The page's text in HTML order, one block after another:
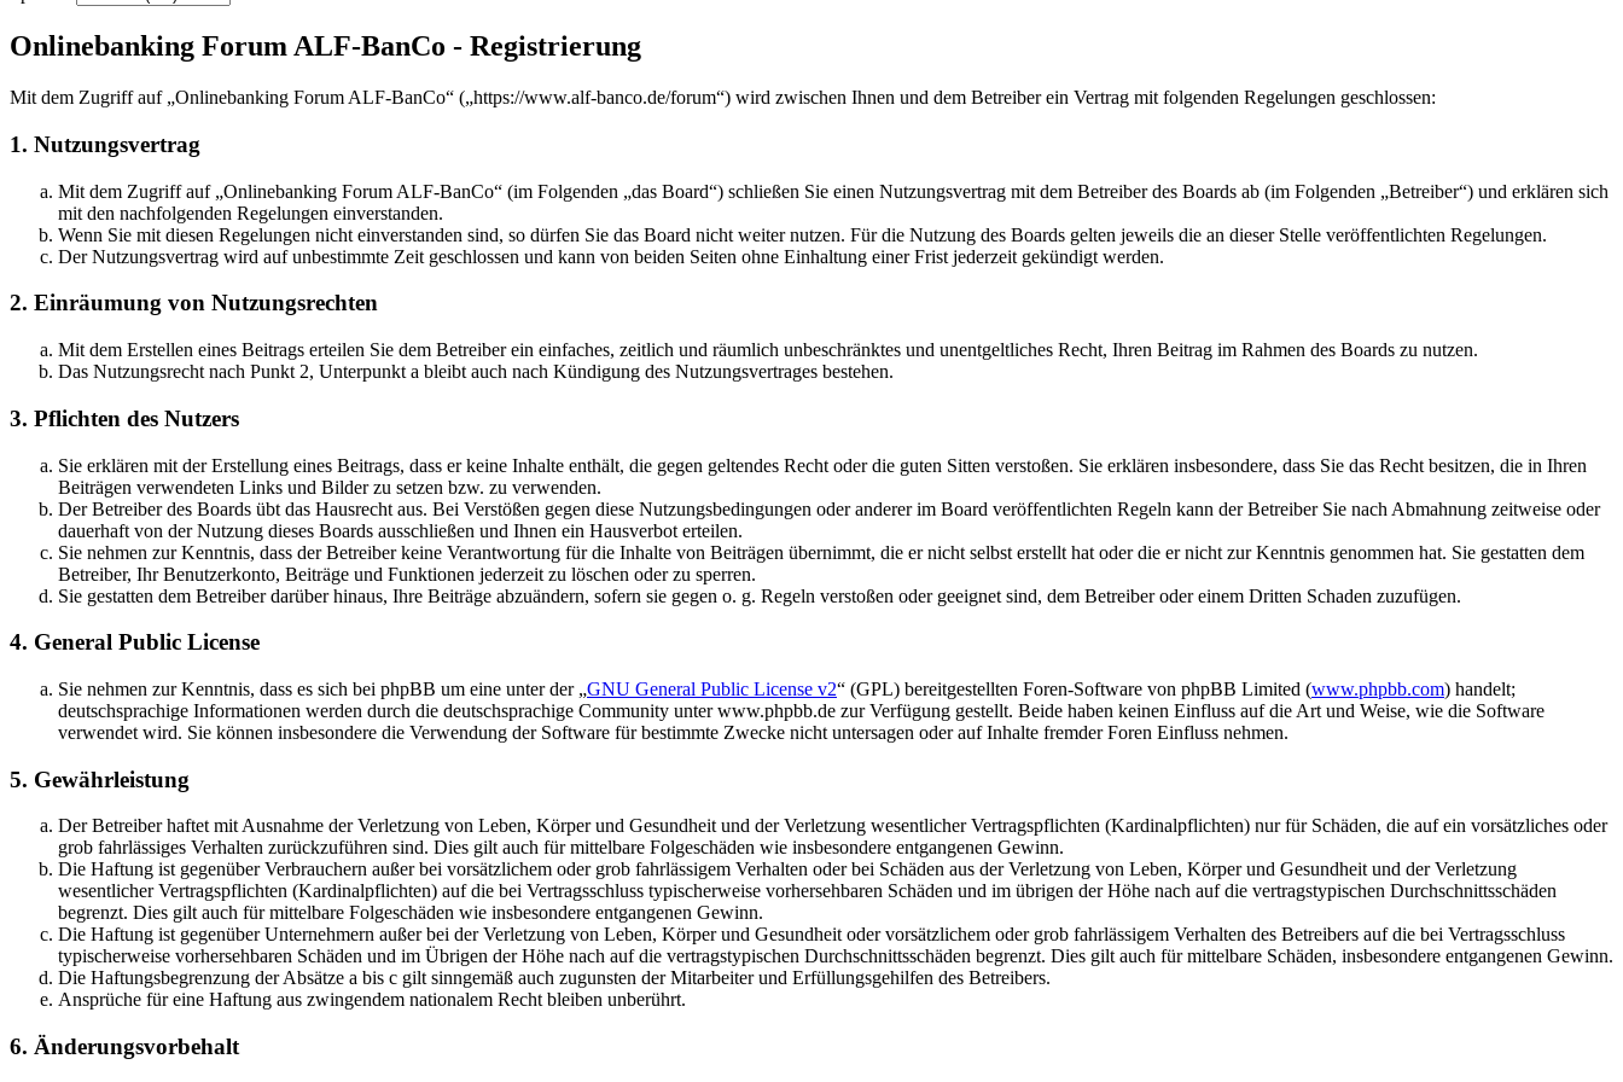
Onlinebanking Forum ALF-BanCo - Registrierung
Mit dem Zugriff auf „Onlinebanking Forum ALF-BanCo“ („https://www.alf-banco.de/forum“) wird zwischen Ihnen und dem Betreiber ein Vertrag mit folgenden Regelungen geschlossen:
1. Nutzungsvertrag
Mit dem Zugriff auf „Onlinebanking Forum ALF-BanCo“ (im Folgenden „das Board“) schließen Sie einen Nutzungsvertrag mit dem Betreiber des Boards ab (im Folgenden „Betreiber“) und erklären sich
mit den nachfolgenden Regelungen einverstanden.
Wenn Sie mit diesen Regelungen nicht einverstanden sind, so dürfen Sie das Board nicht weiter nutzen. Für die Nutzung des Boards gelten jeweils die an dieser Stelle veröffentlichten Regelungen.
Der Nutzungsvertrag wird auf unbestimmte Zeit geschlossen und kann von beiden Seiten ohne Einhaltung einer Frist jederzeit gekündigt werden.
2. Einräumung von Nutzungsrechten
Mit dem Erstellen eines Beitrags erteilen Sie dem Betreiber ein einfaches, zeitlich und räumlich unbeschränktes und unentgeltliches Recht, Ihren Beitrag im Rahmen des Boards zu nutzen.
Das Nutzungsrecht nach Punkt 2, Unterpunkt a bleibt auch nach Kündigung des Nutzungsvertrages bestehen.
3. Pflichten des Nutzers
Sie erklären mit der Erstellung eines Beitrags, dass er keine Inhalte enthält, die gegen geltendes Recht oder die guten Sitten verstoßen. Sie erklären insbesondere, dass Sie das Recht besitzen, die in Ihren
Beiträgen verwendeten Links und Bilder zu setzen bzw. zu verwenden.
Der Betreiber des Boards übt das Hausrecht aus. Bei Verstößen gegen diese Nutzungsbedingungen oder anderer im Board veröffentlichten Regeln kann der Betreiber Sie nach Abmahnung zeitweise oder
dauerhaft von der Nutzung dieses Boards ausschließen und Ihnen ein Hausverbot erteilen.
Sie nehmen zur Kenntnis, dass der Betreiber keine Verantwortung für die Inhalte von Beiträgen übernimmt, die er nicht selbst erstellt hat oder die er nicht zur Kenntnis genommen hat. Sie gestatten dem
Betreiber, Ihr Benutzerkonto, Beiträge und Funktionen jederzeit zu löschen oder zu sperren.
Sie gestatten dem Betreiber darüber hinaus, Ihre Beiträge abzuändern, sofern sie gegen o. g. Regeln verstoßen oder geeignet sind, dem Betreiber oder einem Dritten Schaden zuzufügen.
4. General Public License
Sie nehmen zur Kenntnis, dass es sich bei phpBB um eine unter der „GNU General Public License v2“ (GPL) bereitgestellten Foren-Software von phpBB Limited (www.phpbb.com) handelt;
deutschsprachige Informationen werden durch die deutschsprachige Community unter www.phpbb.de zur Verfügung gestellt. Beide haben keinen Einfluss auf die Art und Weise, wie die Software
verwendet wird. Sie können insbesondere die Verwendung der Software für bestimmte Zwecke nicht untersagen oder auf Inhalte fremder Foren Einfluss nehmen.
5. Gewährleistung
Der Betreiber haftet mit Ausnahme der Verletzung von Leben, Körper und Gesundheit und der Verletzung wesentlicher Vertragspflichten (Kardinalpflichten) nur für Schäden, die auf ein vorsätzliches oder
grob fahrlässiges Verhalten zurückzuführen sind. Dies gilt auch für mittelbare Folgeschäden wie insbesondere entgangenen Gewinn.
Die Haftung ist gegenüber Verbrauchern außer bei vorsätzlichem oder grob fahrlässigem Verhalten oder bei Schäden aus der Verletzung von Leben, Körper und Gesundheit und der Verletzung
wesentlicher Vertragspflichten (Kardinalpflichten) auf die bei Vertragsschluss typischerweise vorhersehbaren Schäden und im übrigen der Höhe nach auf die vertragstypischen Durchschnittsschäden
begrenzt. Dies gilt auch für mittelbare Folgeschäden wie insbesondere entgangenen Gewinn.
Die Haftung ist gegenüber Unternehmern außer bei der Verletzung von Leben, Körper und Gesundheit oder vorsätzlichem oder grob fahrlässigem Verhalten des Betreibers auf die bei Vertragsschluss
typischerweise vorhersehbaren Schäden und im Übrigen der Höhe nach auf die vertragstypischen Durchschnittsschäden begrenzt. Dies gilt auch für mittelbare Schäden, insbesondere entgangenen Gewinn.
Die Haftungsbegrenzung der Absätze a bis c gilt sinngemäß auch zugunsten der Mitarbeiter und Erfüllungsgehilfen des Betreibers.
Ansprüche für eine Haftung aus zwingendem nationalem Recht bleiben unberührt.
6. Änderungsvorbehalt